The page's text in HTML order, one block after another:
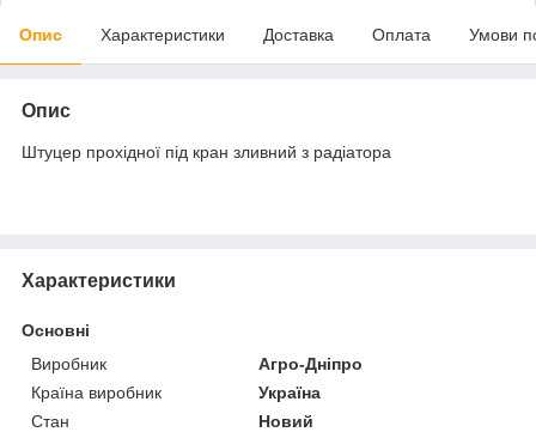
Опис Характеристики Доставка Оплата Умови
Опис
Штуцер прохідної під кран зливний з радіатора
Характеристики
Основні
Виробник
Агро-Дніпро
Країна виробник
Україна
Стан
Новий